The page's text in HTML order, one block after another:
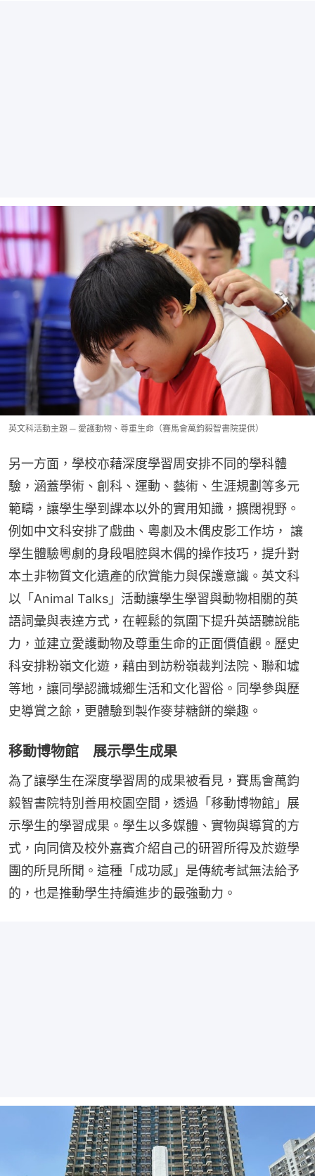
英文科活動主題 ─ 愛護動物、尊重生命（賽馬會萬鈞毅智書院提供）
另一方面，學校亦藉深度學習周安排不同的學科體
驗，涵蓋學術、創科、運動、藝術、生涯規劃等多元
範疇，讓學生學到課本以外的實用知識，擴闊視野。
例如中文科安排了戲曲、粵劇及木偶皮影工作坊， 讓
學生體驗粵劇的身段唱腔與木偶的操作技巧，提升對
本土非物質文化遺產的欣賞能力與保護意識。英文科
以「Animal Talks」活動讓學生學習與動物相關的英
語詞彙與表達方式，在輕鬆的氛圍下提升英語聽說能
力，並建立愛護動物及尊重生命的正面價值觀。歷史
科安排粉嶺文化遊，藉由到訪粉嶺裁判法院、聯和墟
等地，讓同學認識城鄉生活和文化習俗。同學參與歷
史導賞之餘，更體驗到製作麥芽糖餅的樂趣。
移動博物館 展示學生成果
為了讓學生在深度學習周的成果被看見，賽馬會萬鈞
毅智書院特別善用校園空間，透過「移動博物館」展
示學生的學習成果。學生以多媒體、實物與導賞的方
式，向同儕及校外嘉賓介紹自己的研習所得及於遊學
團的所見所聞。這種「成功感」是傳統考試無法給予
的，也是推動學生持續進步的最強動力。